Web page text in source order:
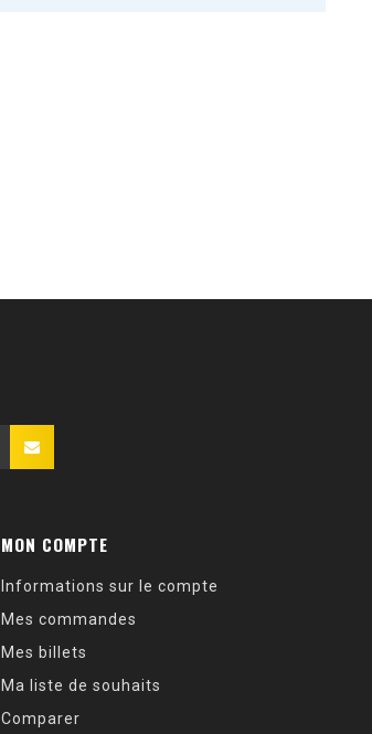
MON COMPTE
Informations sur le compte
Mes commandes
Mes billets
Ma liste de souhaits
Comparer